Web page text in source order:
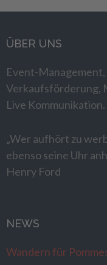
ÜBER UNS
Event-
Verkaufsförderung,
Live Kommunikation.
„Wer aufhört zu
ebenso seine Uhr
Henry Ford
NEWS
Wandern für